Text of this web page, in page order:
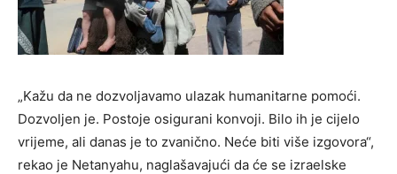
„Kažu da ne dozvoljavamo ulazak humanitarne pomoći.
Dozvoljen je. Postoje osigurani konvoji. Bilo ih je cijelo
vrijeme, ali danas je to zvanično. Neće biti više izgovora“,
rekao je Netanyahu, naglašavajući da će se izraelske